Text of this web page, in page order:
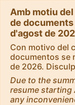
Amb motiu
de
d'agost de
Con motivo del
documentos se
de 2026.
Due to the
resume starting
any